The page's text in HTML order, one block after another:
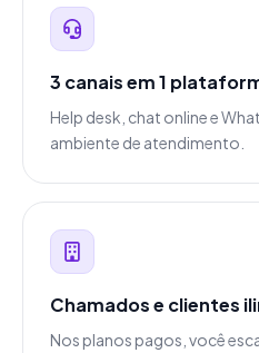
3 canais em 1
Help desk, chat online e
ambiente de atendimento.
Chamados e clientes
Nos planos pagos, você